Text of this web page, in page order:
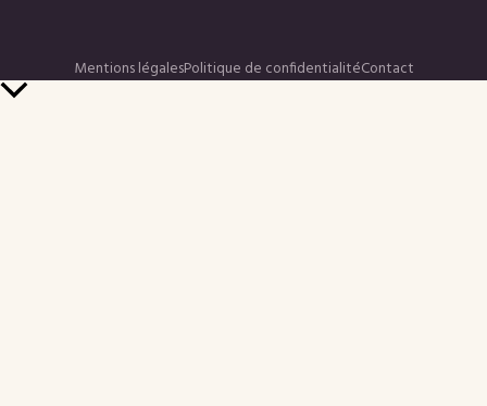
Mentions légalesPolitique de confidentialitéContact